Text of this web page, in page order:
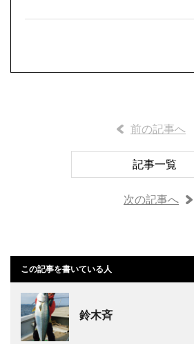
前の記事へ
記事一覧
次の記事へ
この記事を書いている人
鈴木斉